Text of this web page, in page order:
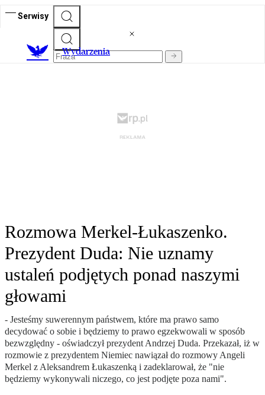
Serwisy
Wydarzenia
Rozmowa Merkel-Łukaszenko.
Prezydent Duda: Nie uznamy
ustaleń podjętych ponad naszymi
głowami
- Jesteśmy suwerennym państwem, które ma prawo samo
decydować o sobie i będziemy to prawo egzekwowali w sposób
bezwzględny - oświadczył prezydent Andrzej Duda. Przekazał, iż w
rozmowie z prezydentem Niemiec nawiązał do rozmowy Angeli
Merkel z Aleksandrem Łukaszenką i zadeklarował, że "nie
będziemy wykonywali niczego, co jest podjęte poza nami".